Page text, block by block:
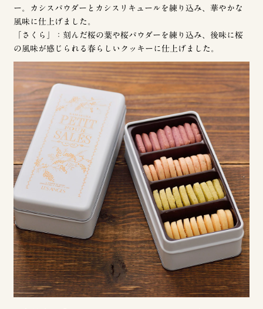
ー。カシスパウダーとカシスリキュールを練り込み、華やかな
風味に仕上げました。
「さくら」：刻んだ桜の葉や桜パウダーを練り込み、後味に桜
の風味が感じられる春らしいクッキーに仕上げました。